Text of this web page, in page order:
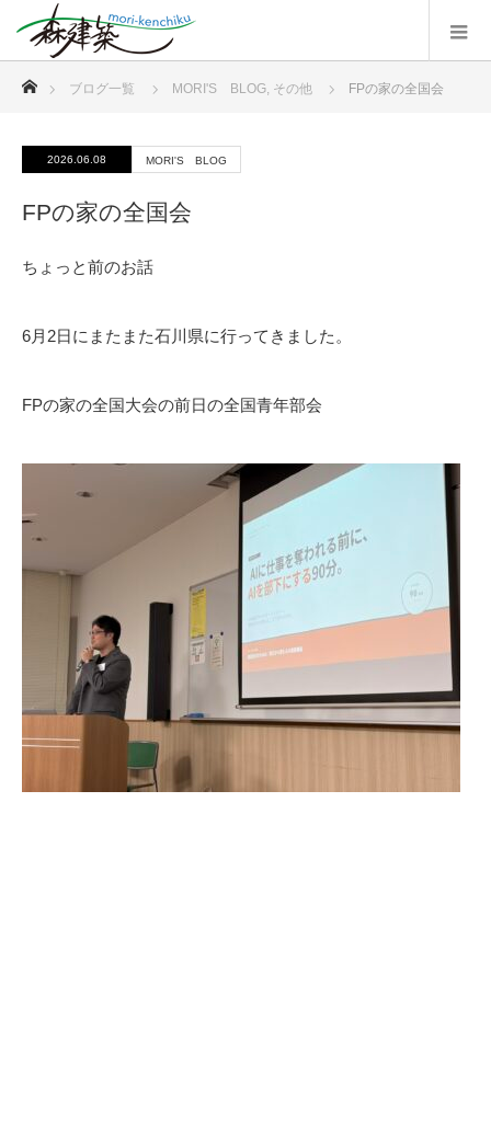
ブログ一覧 MORI'S BLOG, その他 FPの家の全国会
2026.06.08 MORI'S BLOG
FPの家の全国会
ちょっと前のお話
6月2日にまたまた石川県に行ってきました。
FPの家の全国大会の前日の全国青年部会